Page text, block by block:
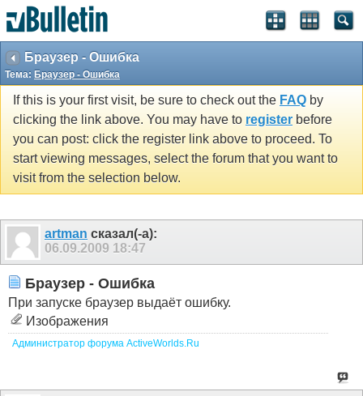
Браузер - Ошибка
Тема: Браузер - Ошибка
If this is your first visit, be sure to check out the FAQ by
clicking the link above. You may have to register before
you can post: click the register link above to proceed. To
start viewing messages, select the forum that you want to
visit from the selection below.
artman сказал(-а):
06.09.2009 18:47
Браузер - Ошибка
При запуске браузер выдаёт ошибку.
Изображения
Администратор форума ActiveWorlds.Ru